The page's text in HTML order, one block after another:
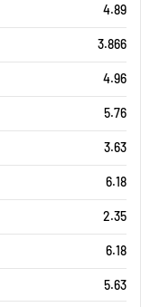
4.89
3.866
4.96
5.76
3.63
6.18
2.35
6.18
5.63